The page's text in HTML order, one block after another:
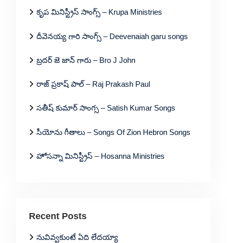
కృప మినిస్ట్రీస్ సాంగ్స్ – Krupa Ministries
దీవెనయ్య గారి సాంగ్స్ – Deevenaiah garu songs
బ్రదర్ జె జాన్ గారు – Bro J John
రాజ్ ప్రకాష్ పాల్ – Raj Prakash Paul
సతీష్ కుమార్ సాంగ్స – Satish Kumar Songs
సీయోను గీతాలు – Songs Of Zion Hebron Songs
హోసన్నా మినిస్ట్రీస్ – Hosanna Ministries
Recent Posts
నువివ్వకుంటే ఏది లేదయ్యా